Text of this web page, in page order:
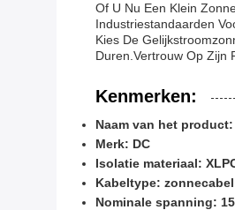
Of U Nu Een Klein
Industriestandaarden
Kies De
Duren.Vertrouw Op Zijn
Kenmerken:
Naam van het
Merk: DC
Isolatie materiaal:
Kabeltype: zonnecabel
Nominale spanning: